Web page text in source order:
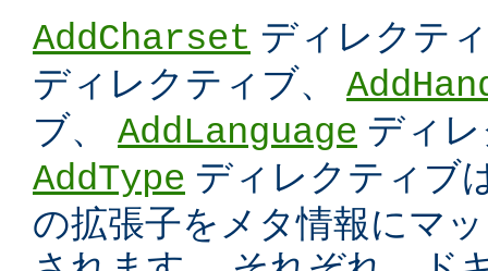
AddCharset ディレクテ
ディレクティブ、
ブ、 AddLanguage ディ
AddType ディレクティブ
の拡張子をメタ情報にマ